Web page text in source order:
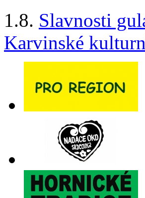
1.8. Slavnosti
Karvinské